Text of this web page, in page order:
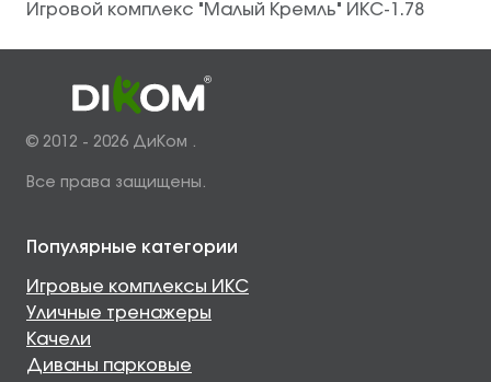
Игровой комплекс "Малый Кремль" ИКС-1.78
© 2012 - 2026 ДиКом .
Все права защищены.
Популярные категории
Игровые комплексы ИКС
Уличные тренажеры
Качели
Диваны парковые